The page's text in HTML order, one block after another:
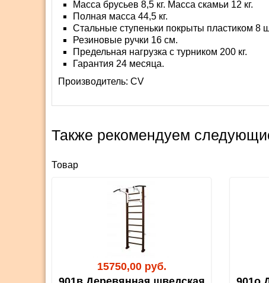
Масса брусьев 8,5 кг. Масса скамьи 12 кг.
Полная масса 44,5 кг.
Стальные ступеньки покрыты пластиком 8
Резиновые ручки 16 см.
Предельная нагрузка с турником 200 кг.
Гарантия 24 месяца.
Производитель: СV
Также рекомендуем
Товар
15750,00 руб.